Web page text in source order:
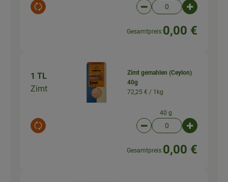
Auswahl ändern Artikelanzahl
Gesamtpreis:0,00 €
1 TL
Zimt
Auswahl ändern
Zimt gemahlen (Ceylon)
40g
72,25 € / 1kg
40 g
Artikelanzahl
Gesamtpreis:0,00 €